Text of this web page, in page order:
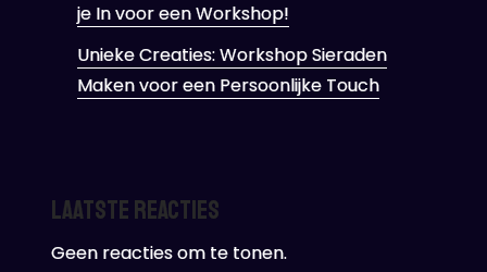
je In voor een Workshop!
Unieke Creaties: Workshop Sieraden
Maken voor een Persoonlijke Touch
Laatste reacties
Geen reacties om te tonen.